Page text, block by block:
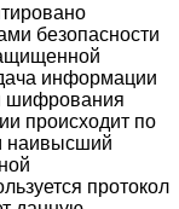
безопасности
информации
шифрования
происходит по
наивысший
протокол